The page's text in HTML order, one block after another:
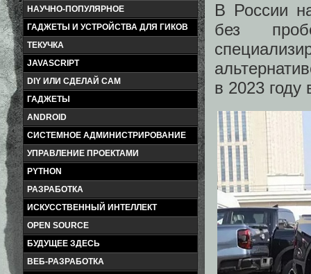
НАУЧНО-ПОПУЛЯРНОЕ
ГАДЖЕТЫ И УСТРОЙСТВА ДЛЯ ГИКОВ
ТЕКУЧКА
JAVASCRIPT
DIY ИЛИ СДЕЛАЙ САМ
ГАДЖЕТЫ
ANDROID
СИСТЕМНОЕ АДМИНИСТРИРОВАНИЕ
УПРАВЛЕНИЕ ПРОЕКТАМИ
PYTHON
РАЗРАБОТКА
ИСКУССТВЕННЫЙ ИНТЕЛЛЕКТ
OPEN SOURCE
БУДУЩЕЕ ЗДЕСЬ
ВЕБ-РАЗРАБОТКА
В России
без
в 2023